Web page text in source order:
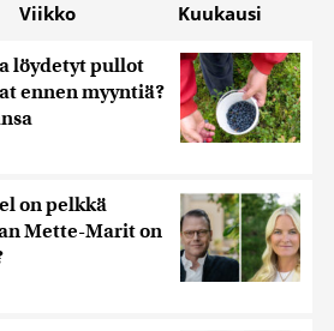
Viikko Kuukausi
löydetyt pullot
ennen myyntiä?
on pelkkä
Mette-Marit on